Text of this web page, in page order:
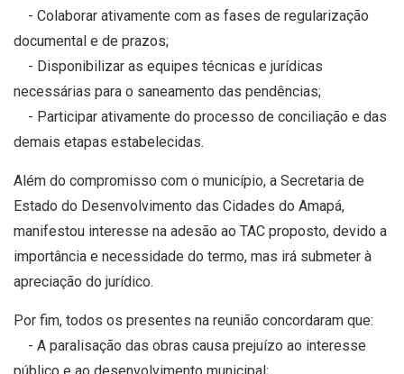
- Colaborar ativamente com as fases de regularização
documental e de prazos;
- Disponibilizar as equipes técnicas e jurídicas
necessárias para o saneamento das pendências;
- Participar ativamente do processo de conciliação e das
demais etapas estabelecidas.
Além do compromisso com o município, a Secretaria de
Estado do Desenvolvimento das Cidades do Amapá,
manifestou interesse na adesão ao TAC proposto, devido a
importância e necessidade do termo, mas irá submeter à
apreciação do jurídico.
Por fim, todos os presentes na reunião concordaram que:
- A paralisação das obras causa prejuízo ao interesse